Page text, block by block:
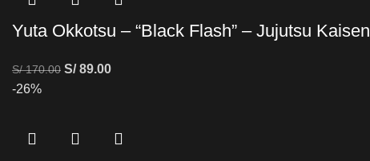
Yuta Okkotsu – “Black Flash” – Jujutsu Kaisen
S/170.00 S/89.00
-26%